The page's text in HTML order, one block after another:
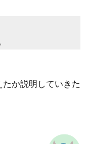
か説明していきた